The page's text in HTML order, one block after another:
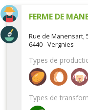
FERME DE
Rue de Manensart,
6440 - Vergnies
Types de
Types de